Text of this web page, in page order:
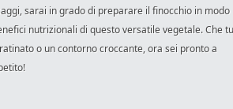
sarai in grado di preparare il finocchio in modo
nutrizionali di questo versatile vegetale. Che tu
o un contorno croccante, ora sei pronto a